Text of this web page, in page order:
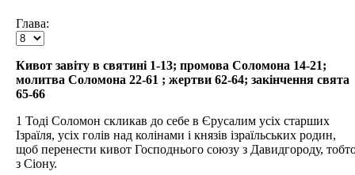
Глава:
Кивот завіту в святині 1-13; промова Соломона 14-21;
молитва Соломона 22-61 ; жертви 62-64; закінчення свята
65-66
1 Тоді Соломон скликав до себе в Єрусалим усіх старших
Ізраїля, усіх голів над колінами і князів ізраїльських родин,
щоб перенести кивот Господнього союзу з Давидгороду,
з Сіону.